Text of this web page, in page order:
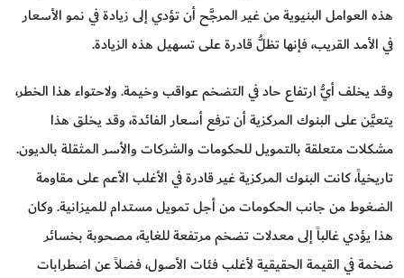
هذه العوامل البنيوية من غير المرجَّح أن تؤدي إلى زيادة في نمو الأسعار
في الأمد القريب، فإنها تظلُّ قادرة على تسهيل هذه الزيادة.
وقد يخلف أيُّ ارتفاع حاد في التضخم عواقب وخيمة. ولاحتواء هذا الخطر،
يتعيَّن على البنوك المركزية أن ترفع أسعار الفائدة، وقد يخلق هذا
مشكلات متعلقة بالتمويل للحكومات والشركات والأسر المثقلة بالديون.
تاريخياً، كانت البنوك المركزية غير قادرة في الأغلب الأعم على مقاومة
الضغوط من جانب الحكومات من أجل تمويل مستدام للميزانية. وكان
هذا يؤدي غالباً إلى معدلات تضخم مرتفعة للغاية، مصحوبة بخسائر
ضخمة في القيمة الحقيقية لأغلب فئات الأصول، فضلاً عن اضطرابات